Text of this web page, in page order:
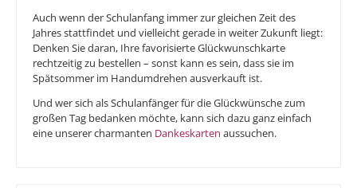
Auch wenn der Schulanfang immer zur gleichen Zeit des
Jahres stattfindet und vielleicht gerade in weiter Zukunft liegt:
Denken Sie daran, Ihre favorisierte Glückwunschkarte
rechtzeitig zu bestellen – sonst kann es sein, dass sie im
Spätsommer im Handumdrehen ausverkauft ist.
Und wer sich als Schulanfänger für die Glückwünsche zum
großen Tag bedanken möchte, kann sich dazu ganz einfach
eine unserer charmanten Dankeskarten aussuchen.